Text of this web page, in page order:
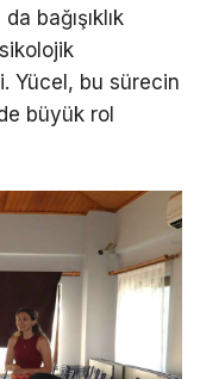
bağışıklık
Yücel, bu sürecin
büyük rol